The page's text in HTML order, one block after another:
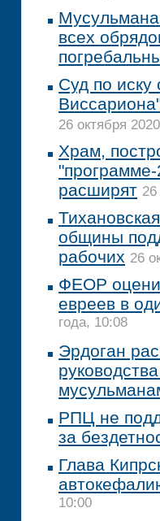
всех
Суд по
26 октября
Храм,
расширят
общины
рабочих 26
ФЕОР
евреев в
года, 10:08
Эрдоган
РПЦ не
за
Глава
10:00